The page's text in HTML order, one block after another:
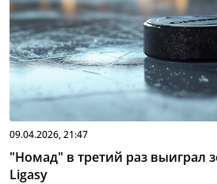
09.04.2026, 21:47
"Номад" в третий раз выиграл
Ligasy